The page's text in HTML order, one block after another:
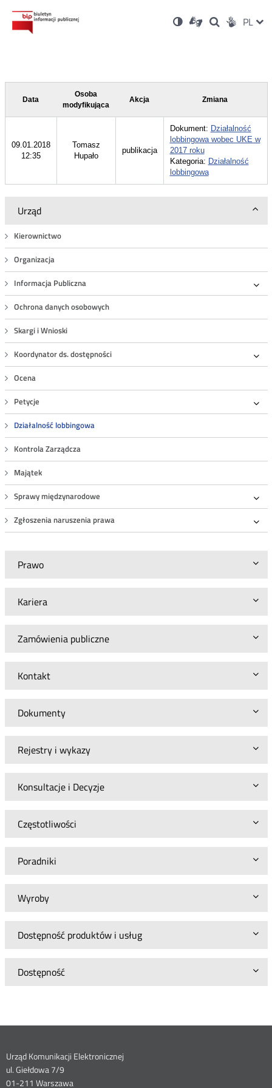
Ustawienia
Wersja
kontrastowa
Dla
niesłyszących
OtwórzOtwórz
w
Otwórz
w
Social PL
Urząd
Kierownictwo
Organizacja
Informacja Publiczna
Ochrona danych osobowych
Skargi i Wnioski
Koordynator ds. dostępności
Ocena
Petycje
Działalność lobbingowa
Kontrola Zarządcza
Majątek
Sprawy międzynarodowe
Zgłoszenia naruszenia prawa
Prawo
Kariera
Zamówienia publiczne
Kontakt
Dokumenty
Rejestry i wykazy
Konsultacje i Decyzje
Częstotliwości
Poradniki
Wyroby
Dostępność produktów i usług
Dostępność
Data
Osoba
modyfikująca
Akcja Zmiana
09.01.2018
12:35
Tomasz
Hupało
publikacja
Dokument: Działalność
lobbingowa wobec UKE w
2017 roku
Kategoria: Działalność
lobbingowa
Dane
Urząd Komunikacji Elektronicznej
ul. Giełdowa 7/9
01-211 Warszawa